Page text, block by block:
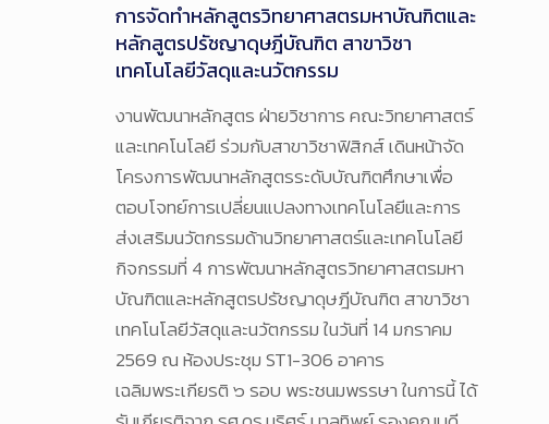
การจัดทำหลักสูตรวิทยาศาสตรมหาบัณฑิตและ
หลักสูตรปรัชญาดุษฎีบัณฑิต สาขาวิชา
เทคโนโลยีวัสดุและนวัตกรรม
งานพัฒนาหลักสูตร ฝ่ายวิชาการ คณะวิทยาศาสตร์
และเทคโนโลยี ร่วมกับสาขาวิชาฟิสิกส์ เดินหน้าจัด
โครงการพัฒนาหลักสูตรระดับบัณฑิตศึกษาเพื่อ
ตอบโจทย์การเปลี่ยนแปลงทางเทคโนโลยีและการ
ส่งเสริมนวัตกรรมด้านวิทยาศาสตร์และเทคโนโลยี
กิจกรรมที่ 4 การพัฒนาหลักสูตรวิทยาศาสตรมหา
บัณฑิตและหลักสูตรปรัชญาดุษฎีบัณฑิต สาขาวิชา
เทคโนโลยีวัสดุและนวัตกรรม ในวันที่ 14 มกราคม
2569 ณ ห้องประชุม ST1-306 อาคาร
เฉลิมพระเกียรติ ๖ รอบ พระชนมพรรษา ในการนี้ ได้